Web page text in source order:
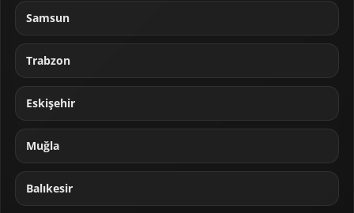
Samsun
Trabzon
Eskişehir
Muğla
Balıkesir